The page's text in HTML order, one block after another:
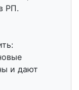
РП.
и дают